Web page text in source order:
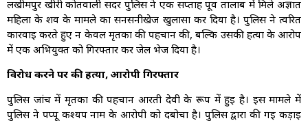
लखीमपुर खीरी कोतवाली सदर पुलिस ने एक सप्ताह पूर्व तालाब में मिले अज्ञात
महिला के शव के मामले का सनसनीखेज खुलासा कर दिया है। पुलिस ने त्वरित
कार्रवाई करते हुए न केवल मृतका की पहचान की, बल्कि उसकी हत्या के आरोप
में एक अभियुक्त को गिरफ्तार कर जेल भेज दिया है।
विरोध करने पर की हत्या, आरोपी गिरफ्तार
पुलिस जांच में मृतका की पहचान आरती देवी के रूप में हुई है। इस मामले में
पुलिस ने पप्पू कश्यप नाम के आरोपी को दबोचा है। पुलिस द्वारा की गई कड़ाई